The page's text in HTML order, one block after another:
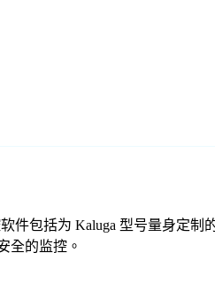
件包括为 Kaluga 型号量身定
全的监控。